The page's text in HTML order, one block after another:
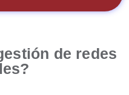
de redes